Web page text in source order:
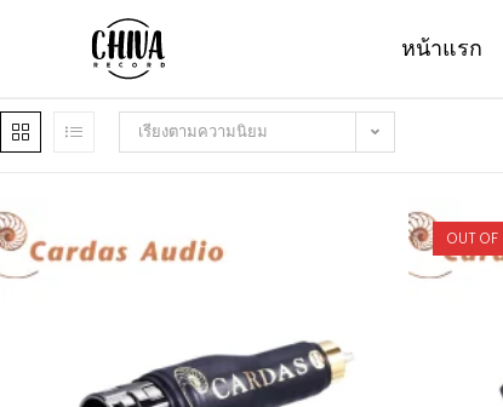
หน้าแรก
เรียงตามความนิยม
OUT